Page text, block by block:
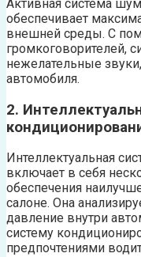
Активная система
обеспечивает
внешней среды. С
громкоговорителей,
нежелательные
автомобиля.
2.
Интеллектуальная
включает в себя
обеспечения
салоне. Она
давление внутри
систему
предпочтениями